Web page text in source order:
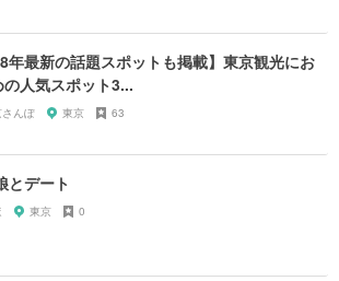
年最新の話題スポットも掲載】東京観光にお
人気スポット3...
んぽ 東京 63
とデート
東京 0